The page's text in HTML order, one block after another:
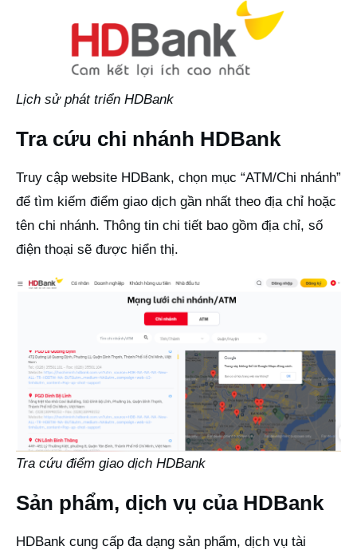
Lịch sử phát triển HDBank
Tra cứu chi nhánh HDBank
Truy cập website HDBank, chọn mục “ATM/Chi nhánh”
để tìm kiếm điểm giao dịch gần nhất theo địa chỉ hoặc
tên chi nhánh. Thông tin chi tiết bao gồm địa chỉ, số
điện thoại sẽ được hiển thị.
Tra cứu điểm giao dịch HDBank
Sản phẩm, dịch vụ của HDBank
HDBank cung cấp đa dạng sản phẩm, dịch vụ tài